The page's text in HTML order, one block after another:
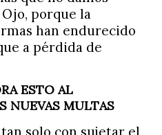
porque la
han endurecido
a pérdida de
ESTO AL
NUEVAS MULTAS
solo con sujetar el